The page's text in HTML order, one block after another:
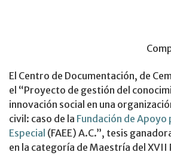
El Centro de Documentación, de
el “Proyecto de gestión del
innovación social en una
civil: caso de la Fundación de Apoyo
Especial (FAEE) A.C.”, tesis
en la categoría de Maestría del XVII